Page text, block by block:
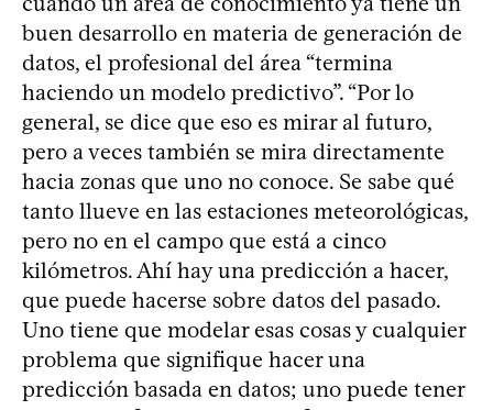
buen desarrollo en materia de generación de
datos, el profesional del área “termina
haciendo un modelo predictivo”. “Por lo
general, se dice que eso es mirar al futuro,
pero a veces también se mira directamente
hacia zonas que uno no conoce. Se sabe qué
tanto llueve en las estaciones meteorológicas,
pero no en el campo que está a cinco
kilómetros. Ahí hay una predicción a hacer,
que puede hacerse sobre datos del pasado.
Uno tiene que modelar esas cosas y cualquier
problema que signifique hacer una
predicción basada en datos; uno puede tener